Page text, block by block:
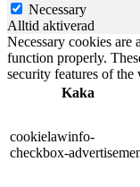
Necessary
Alltid aktiverad
Necessary cookies are
function properly.
security features of the
Kaka
cookielawinfo-
checkbox-